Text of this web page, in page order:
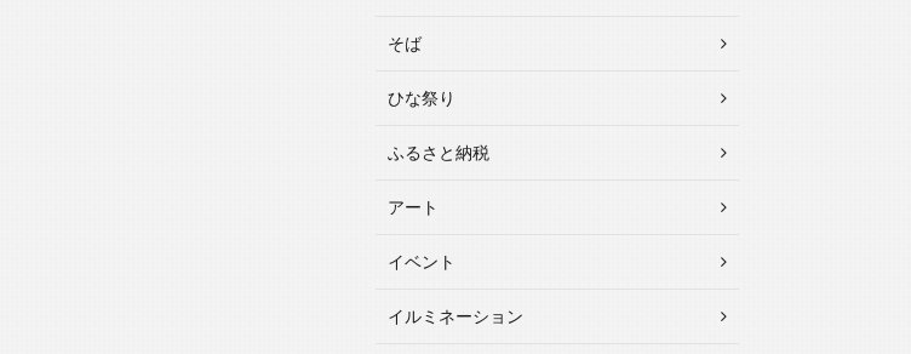
そば
ひな祭り
ふるさと納税
アート
イベント
イルミネーション